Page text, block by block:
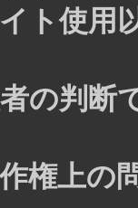
ト使
の判
作権上